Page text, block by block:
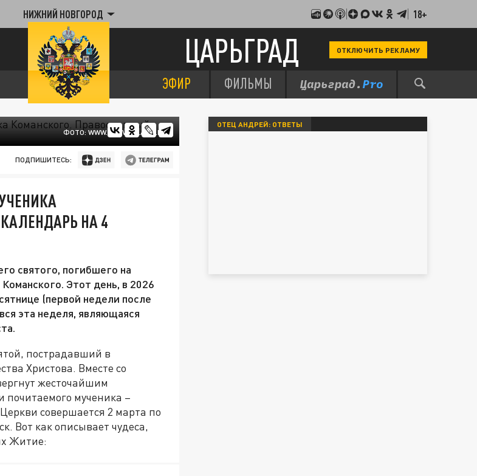
НИЖНИЙ НОВГОРОД 18+
ЦАРЬГРАД ОТКЛЮЧИТЬ РЕКЛАМУ
ЭФИР ФИЛЬМЫ
ФОТО: WWW.PRAVOSLAVIE.RU
ПОДПИШИТЕСЬ:
НА 4
святого, погибшего на
Этот день, в 2026
(первой недели после
эта неделя, являющаяся
пострадавший в
Христова. Вместе со
жесточайшим
почитаемого мученика –
совершается 2 марта по
Вот как описывает чудеса,
Житие:
ОТЕЦ АНДРЕЙ: ОТВЕТЫ